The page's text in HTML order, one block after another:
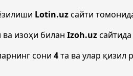
Lotin.uzсайти
изоҳи билан Izoh.uz
сони 4та ва улар қизил